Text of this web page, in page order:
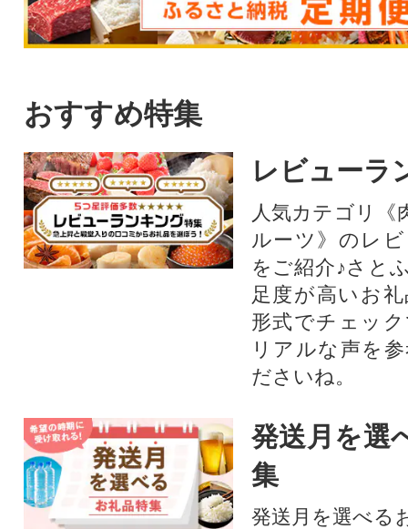
おすすめ特集
レビューラ
人気カテゴリ《
ルーツ》のレ
をご紹介♪さと
足度が高いお
形式でチェッ
リアルな声を
ださいね。
発送月を選
集
発送月を選べる